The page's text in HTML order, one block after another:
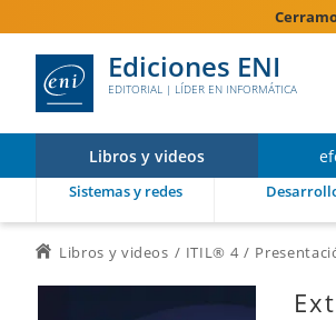
Ediciones ENI
EDITORIAL | LÍDER EN INFORMÁTICA
Libros y videos
Sistemas y redes
Libros y videos ITIL® 4